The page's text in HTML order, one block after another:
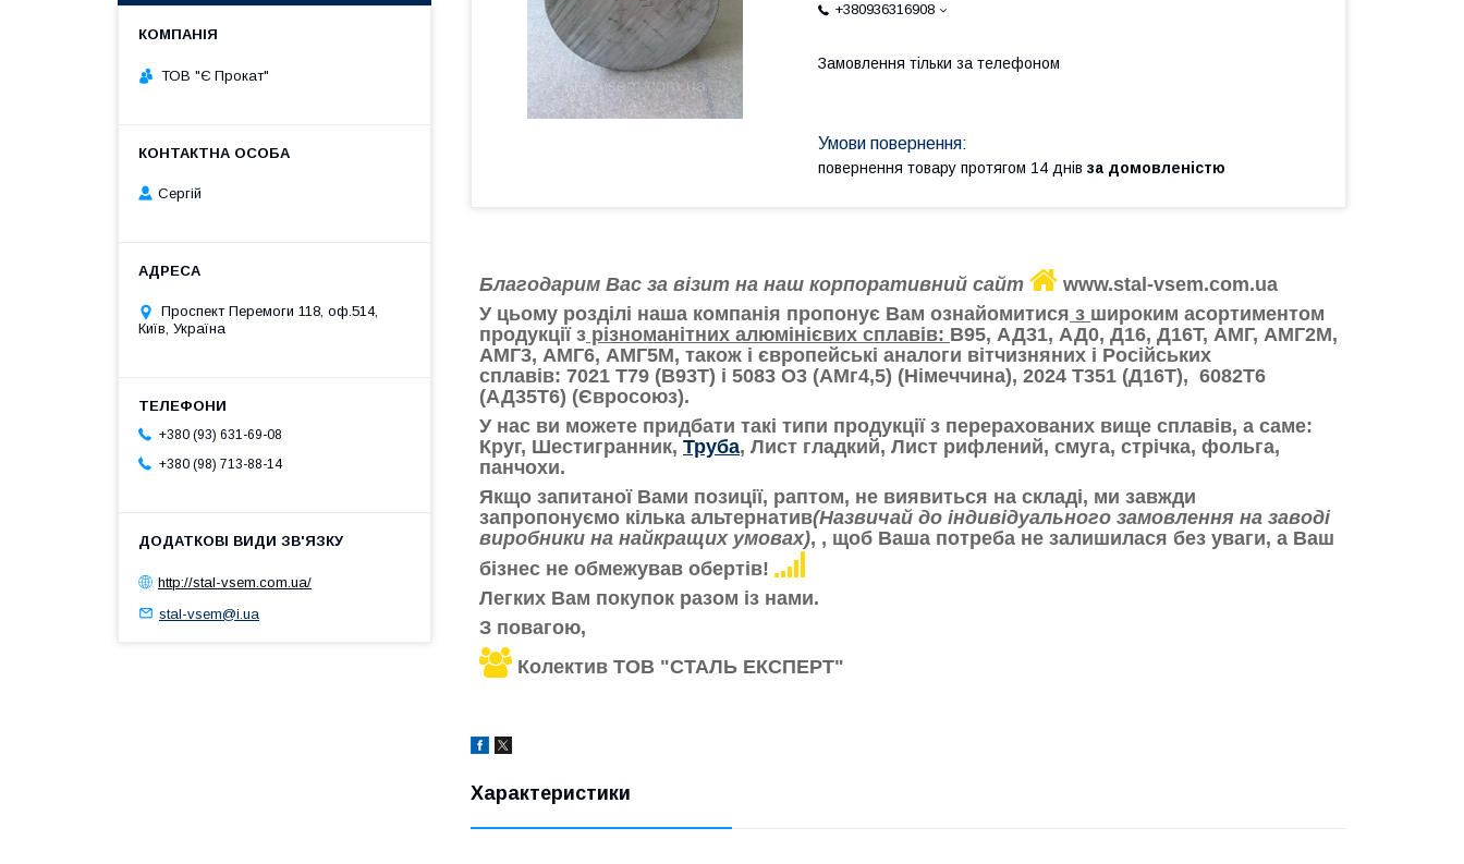
+380936316908
Замовлення тільки за телефоном
повернення товару протягом 14 днів за домовленістю
Благодарим Вас за візит на наш корпоративний сайт
www.stal-vsem.com.ua
У цьому розділі наша компанія пропонує Вам ознайомитися з широким асортиментом
продукції з різноманітних алюмінієвих сплавів: В95, АД31, АД0, Д16, Д16Т, АМГ, АМГ2М,
АМГ3, АМГ6, АМГ5М, також і європейські аналоги вітчизняних і Російських
сплавів: 7021 Т79 (В93Т) і 5083 О3 (АМг4,5) (Німеччина), 2024 Т351 (Д16Т), 6082Т6
(АД35Т6) (Євросоюз).
У нас ви можете придбати такі типи продукції з перерахованих вище сплавів, а саме:
Круг, Шестигранник, Труба, Лист гладкий, Лист рифлений, смуга, стрічка, фольга,
панчохи.
Якщо запитаної Вами позиції, раптом, не виявиться на складі, ми завжди
запропонуємо кілька альтернатив(Назвичай до індивідуального замовлення на заводі
виробники на найкращих умовах), , щоб Ваша потреба не залишилася без уваги, а Ваш
бізнес не обмежував обертів!
Легких Вам покупок разом із нами.
З повагою,
Колектив ТОВ "СТАЛЬ ЕКСПЕРТ"
Характеристики
ТОВ "Є Прокат"
Сергій
Проспект Перемоги 118, оф.514,
Київ, Україна
+380 (93) 631-69-08
+380 (98) 713-88-14
http://stal-vsem.com.ua/
stal-vsem@i.ua